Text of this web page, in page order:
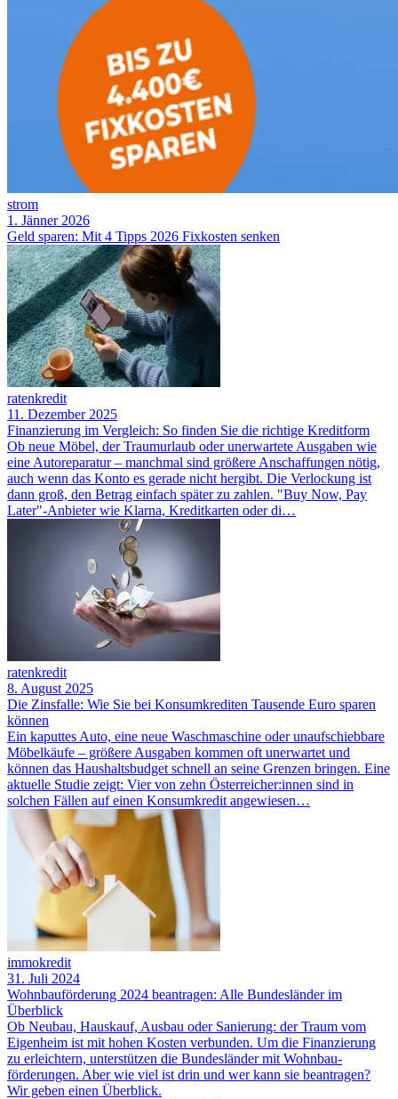
strom
1. Jänner 2026
Geld sparen: Mit 4 Tipps 2026 Fixkosten senken
ratenkredit
11. Dezember 2025
Finanzierung im Vergleich: So finden Sie die richtige Kreditform
Ob neue Möbel, der Traumurlaub oder unerwartete Ausgaben wie
eine Autoreparatur – manchmal sind größere Anschaffungen nötig,
auch wenn das Konto es gerade nicht hergibt. Die Verlockung ist
dann groß, den Betrag einfach später zu zahlen. "Buy Now, Pay
Later"-Anbieter wie Klarna, Kreditkarten oder di…
ratenkredit
8. August 2025
Die Zinsfalle: Wie Sie bei Konsumkrediten Tausende Euro sparen
können
Ein kaputtes Auto, eine neue Waschmaschine oder unaufschiebbare
Möbelkäufe – größere Ausgaben kommen oft unerwartet und
können das Haushaltsbudget schnell an seine Grenzen bringen. Eine
aktuelle Studie zeigt: Vier von zehn Österreicher:innen sind in
solchen Fällen auf einen Konsumkredit angewiesen…
immokredit
31. Juli 2024
Wohnbauförderung 2024 beantragen: Alle Bundesländer im
Überblick
Ob Neubau, Hauskauf, Ausbau oder Sanierung: der Traum vom
Eigenheim ist mit hohen Kosten verbunden. Um die Finanzierung
zu erleichtern, unterstützen die Bundesländer mit Wohnbau­
förderungen. Aber wie viel ist drin und wer kann sie beantragen?
Wir geben einen Überblick.